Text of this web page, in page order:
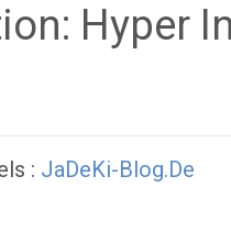
Hyper
: JaDeKi-Blog.de